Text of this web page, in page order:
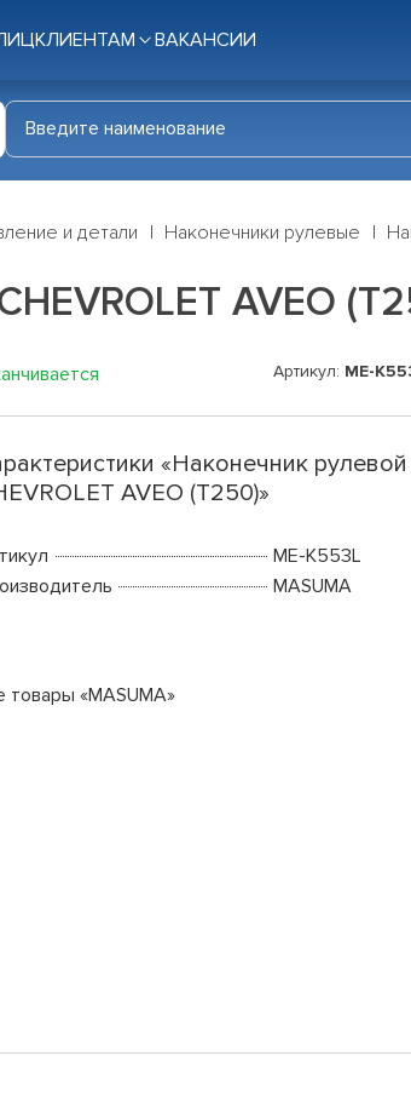
КЛИЕНТАМ ВАКАНСИИ
и детали Наконечники рулевые
AVEO
Артикул: ME-
«Наконечник рулевой
AVEO (T250)»
ME-K553L
MASUMA
товары «MASUMA»